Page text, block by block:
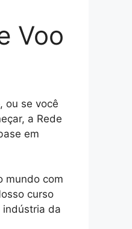
Voo
, ou se você
a Rede
em
mundo com
curso
indústria da